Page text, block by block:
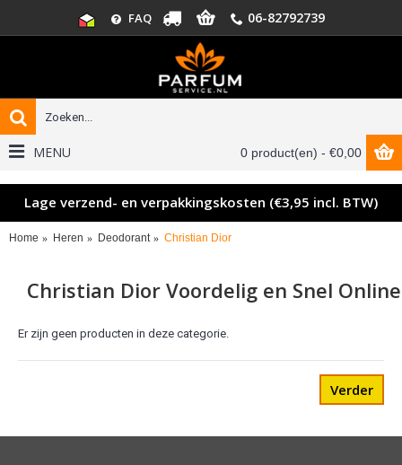
FAQ 06-82792739
0 product(en) - €0,00
MENU
Lage verzend- en verpakkingskosten (€3,95 incl. BTW)
Home Heren Deodorant Christian Dior
Christian Dior Voordelig en Snel
Er zijn geen producten in deze categorie.
Verder